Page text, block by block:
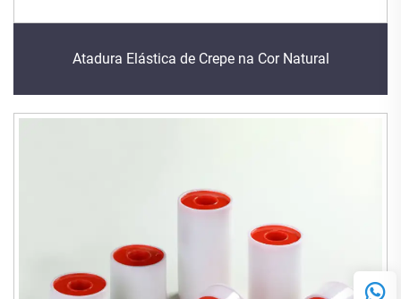
Atadura Elástica de Crepe na Cor Natural